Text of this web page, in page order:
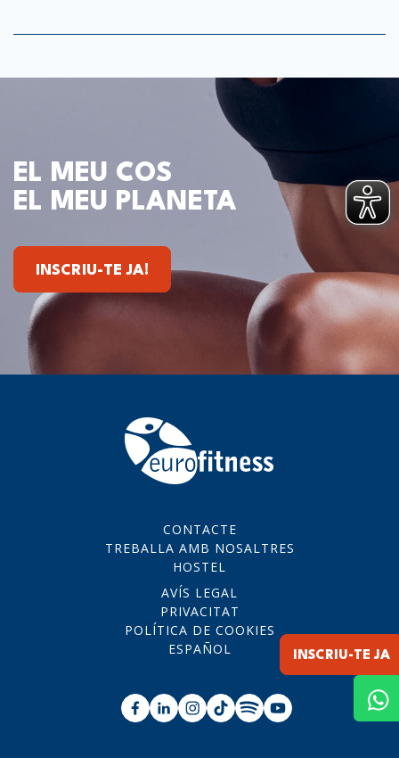
INSCRIU-TE JA
EL MEU COS
EL MEU PLANETA
INSCRIU-TE JA!
CONTACTE
TREBALLA AMB NOSALTRES
HOSTEL
AVÍS LEGAL
PRIVACITAT
POLÍTICA DE COOKIES
ESPAÑOL